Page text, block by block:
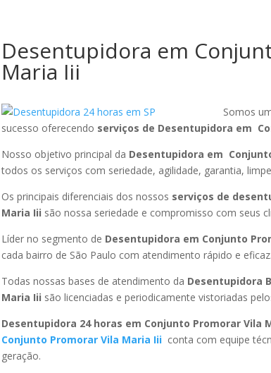
Desentupidora em
Maria Iii
Somos
sucesso oferecendo serviços de Desentupidora em
Nosso objetivo principal da Desentupidora em
todos os serviços com seriedade, agilidade, garantia,
Os principais diferenciais dos nossos serviços de
Maria Iii são nossa seriedade e compromisso com seus
Líder no segmento de Desentupidora em Conjunto
cada bairro de São Paulo com atendimento rápido e eficaz.
Todas nossas bases de atendimento da Desentupidora
Maria Iii são licenciadas e periodicamente vistoriadas
Desentupidora 24 horas em Conjunto Promorar Vila
Conjunto Promorar Vila Maria Iii conta com equipe
geração.